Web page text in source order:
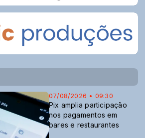
07/08/2026 • 09:30
Pix amplia participação
nos pagamentos em
bares e restaurantes